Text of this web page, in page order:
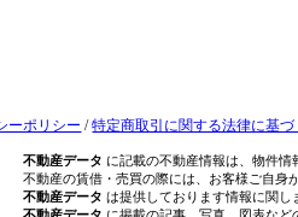
ーポリシー /特定商取引に関する法律に基
不動産データ に記載の不動産情報は、物件
不動産の賃借・売買の際には、お客様ご自身
不動産データ は提供しております情報に関し